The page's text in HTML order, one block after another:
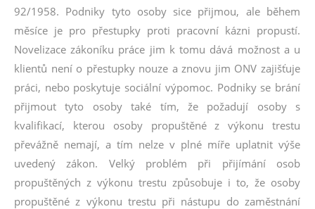
92/1958. Podniky tyto osoby sice přijmou, ale během
měsíce je pro přestupky proti pracovní kázni propustí.
Novelizace zákoníku práce jim k tomu dává možnost a u
klientů není o přestupky nouze a znovu jim ONV zajišťuje
práci, nebo poskytuje sociální výpomoc. Podniky se brání
přijmout tyto osoby také tím, že požadují osoby s
kvalifikací, kterou osoby propuštěné z výkonu trestu
převážně nemají, a tím nelze v plné míře uplatnit výše
uvedený zákon. Velký problém při přijímání osob
propuštěných z výkonu trestu způsobuje i to, že osoby
propuštěné z výkonu trestu při nástupu do zaměstnání